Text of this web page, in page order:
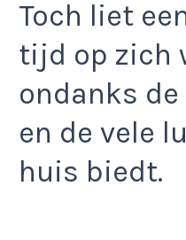
Toch liet
tijd op zich
ondanks
en de vele
huis biedt.